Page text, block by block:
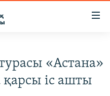
«Астана»
іс ашты